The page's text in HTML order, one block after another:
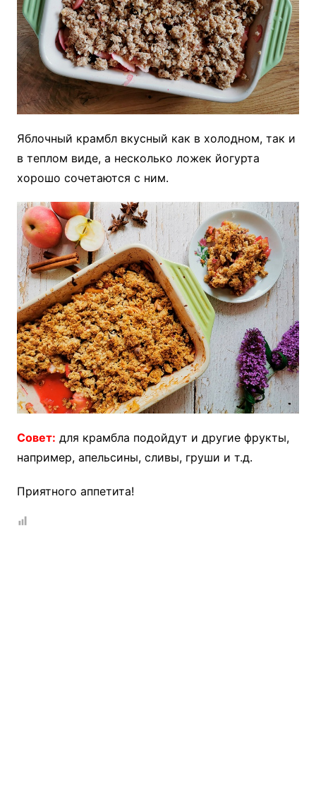
Яблочный крамбл вкусный как в холодном, так и
в теплом виде, а несколько ложек йогурта
хорошо сочетаются с ним.
Совет: для крамбла подойдут и другие фрукты,
например, апельсины, сливы, груши и т.д.
Приятного аппетита!